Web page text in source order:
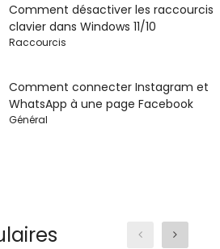
Comment désactiver les raccourcis
clavier dans Windows 11/10
Raccourcis
Comment connecter Instagram et
WhatsApp à une page Facebook
Général